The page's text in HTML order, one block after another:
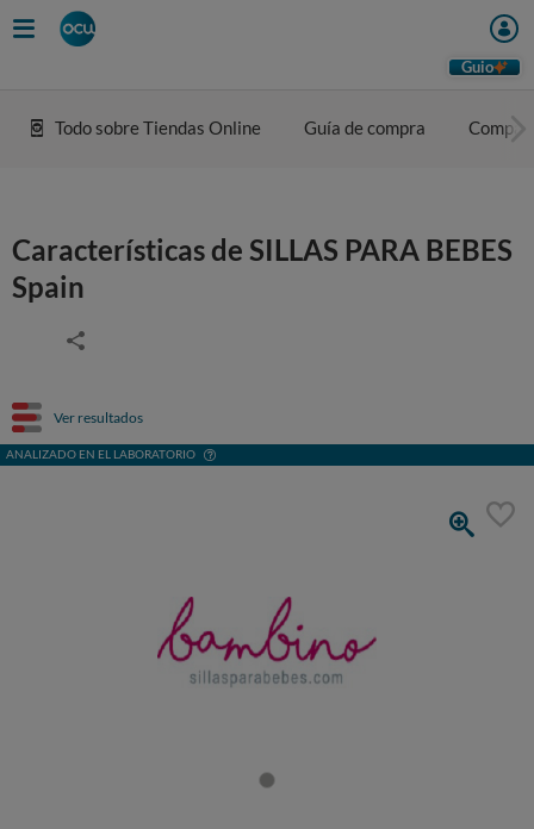
Guio
Todo sobre Tiendas Online Guía de compra
Características de SILLAS PARA BEBES
Spain
Ver resultados
ANALIZADO EN EL LABORATORIO